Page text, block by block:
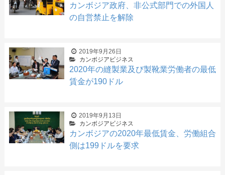
カンボジア政府、非公式部門での外国人
の自営禁止を解除
2019年9月26日
カンボジアビジネス
2020年の縫製業及び製靴業労働者の最低
賃金が190ドル
2019年9月13日
カンボジアビジネス
カンボジアの2020年最低賃金、労働組合
側は199ドルを要求